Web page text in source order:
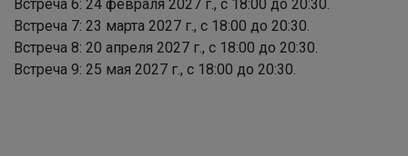
Встреча 6: 24 февраля 2027 г., с 18:00 до 20:30.
Встреча 7: 23 марта 2027 г., с 18:00 до 20:30.
Встреча 8: 20 апреля 2027 г., с 18:00 до 20:30.
Встреча 9: 25 мая 2027 г., с 18:00 до 20:30.